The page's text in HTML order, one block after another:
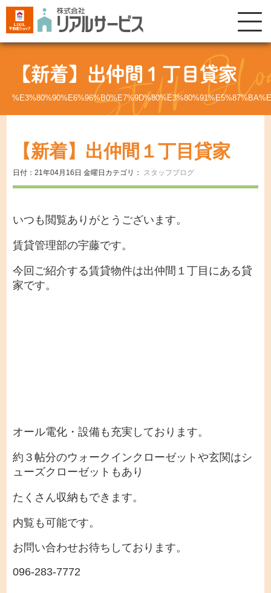
【新着】出仲間１丁目貸家
【新着】出仲間１丁目貸家
日付：21年04月16日 金曜日 カテゴリ： スタッフブログ
いつも閲覧ありがとうございます。
賃貸管理部の宇藤です。
今回ご紹介する賃貸物件は出仲間１丁目にある貸
家です。
オール電化・設備も充実しております。
約３帖分のウォークインクローゼットや玄関はシ
ューズクローゼットもあり
たくさん収納もできます。
内覧も可能です。
お問い合わせお待ちしております。
096-283-7772